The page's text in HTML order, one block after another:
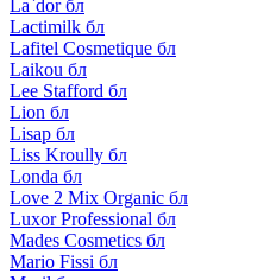
La`dor бл
Lactimilk бл
Lafitel Cosmetique бл
Laikou бл
Lee Stafford бл
Lion бл
Lisap бл
Liss Kroully бл
Londa бл
Love 2 Mix Organic бл
Luxor Professional бл
Mades Cosmetics бл
Mario Fissi бл